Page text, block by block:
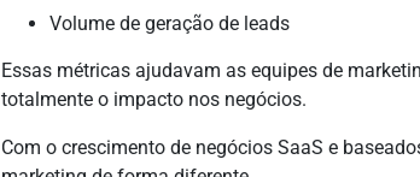
Volume de geração de leads
Essas métricas ajudavam as equipes de
totalmente o impacto nos negócios.
Com o crescimento de negócios SaaS e